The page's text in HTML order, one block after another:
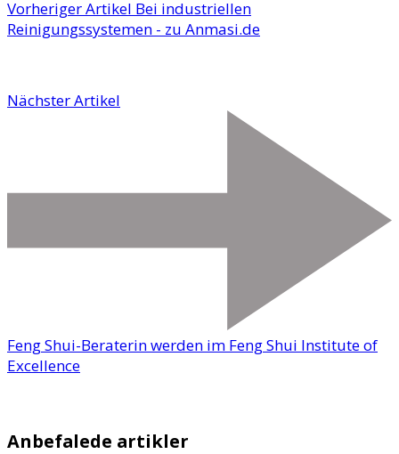
Vorheriger Artikel Bei industriellen
Reinigungssystemen - zu Anmasi.de
Nächster Artikel
Feng Shui-Beraterin werden im Feng Shui Institute of
Excellence
Anbefalede artikler